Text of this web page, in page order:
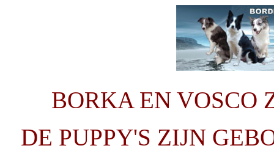
BORKA EN VOSCO
DE PUPPY'S ZIJN